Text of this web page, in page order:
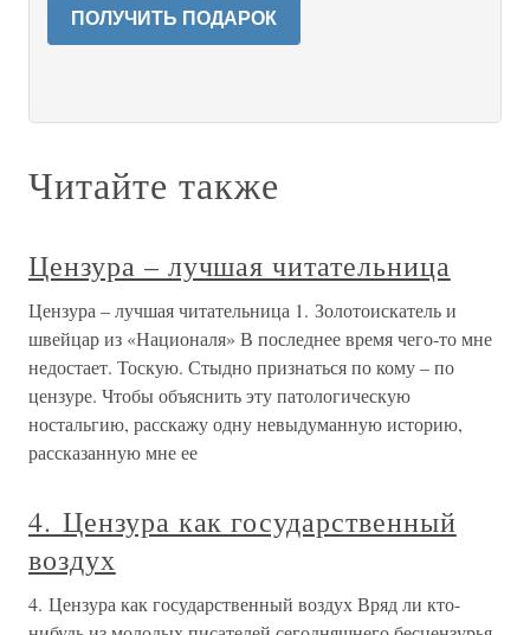
ПОЛУЧИТЬ ПОДАРОК
Читайте также
Цензура – лучшая читательница
Цензура – лучшая читательница 1. Золотоискатель и
швейцар из «Националя» В последнее время чего-то мне
недостает. Тоскую. Стыдно признаться по кому – по
цензуре. Чтобы объяснить эту патологическую
ностальгию, расскажу одну невыдуманную историю,
рассказанную мне ее
4. Цензура как государственный
воздух
4. Цензура как государственный воздух Вряд ли кто-